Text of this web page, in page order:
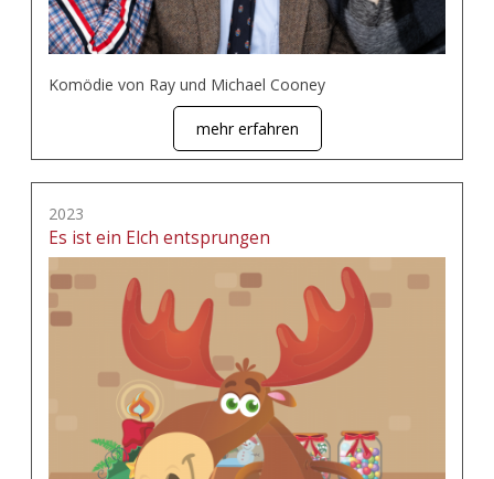
Komödie von Ray und Michael Cooney
mehr erfahren
2023
Es ist ein Elch entsprungen